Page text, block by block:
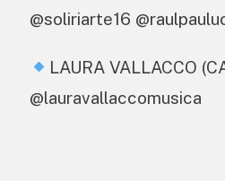
@soliriarte16
LAURA VALLACCO
@lauravallaccomusica